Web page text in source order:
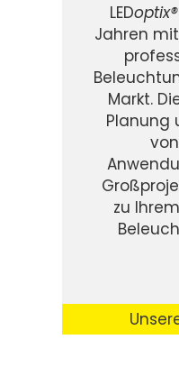
LEDoptix®
Jahren
Markt.
Planung
zu